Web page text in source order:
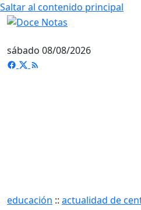
Saltar al contenido principal
sábado 08/08/2026
educación :: actualidad de